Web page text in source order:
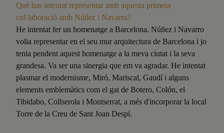
Què has intentat representar amb aquesta primera
col·laboració amb Núñez i Navarro?
He intentat fer un homenatge a Barcelona. Núñez i Navarro
volia representar en el seu mur arquitectura de Barcelona i jo
tenia pendent aquest homenatge a la meva ciutat i la seva
grandesa. Va ser una sinergia que em va agradar. He intentat
plasmar el modernisme, Miró, Mariscal, Gaudí i alguns
elements emblemàtics com el gat de Botero, Colón, el
Tibidabo, Collserola i Montserrat, a més d'incorporar la local
Torre de la Creu de Sant Joan Despí.